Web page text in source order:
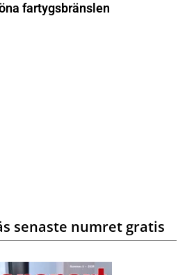
fartygsbränslen
senaste numret gratis